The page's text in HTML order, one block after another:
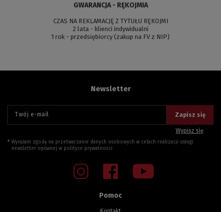
GWARANCJA - RĘKOJMIA
CZAS NA REKLAMACJĘ Z TYTUŁU RĘKOJMI
2 lata - klienci indywidualni
1 rok - przedsiębiorcy (zakup na FV z NIP)
Pomoc
Newsletter
Twój e-mail Zapisz się
Wypisz się
Wyrażam zgodę na przetwarzanie danych osobowych w celach realizacji usługi
newsletter opisanej w polityce prywatności